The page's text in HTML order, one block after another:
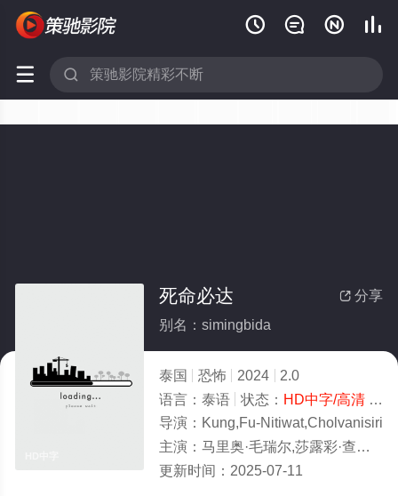
   
 
 分享
死命必达
别名：simingbida
泰国 恐怖 2024
2.0
语言： 泰语 状态： HD中字/高清- 免费在线观看
导演： Kung,Fu-Nitiwat,Cholvanisiri
主演： 马里奥·毛瑞尔,莎露彩·查金哈,Phuwanet,Seechomphu,Marut,Chumchonbun
更新时间： 2025-07-11